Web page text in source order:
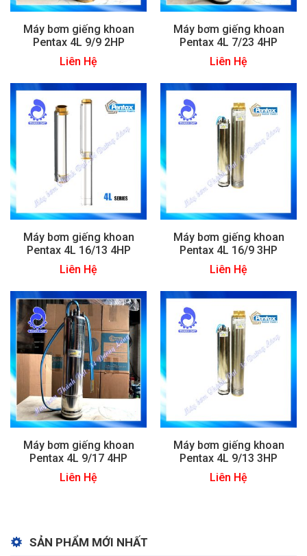
Máy bơm giếng khoan
Pentax 4L 9/9 2HP
Liên Hệ
Máy bơm giếng khoan
Pentax 4L 7/23 4HP
Liên Hệ
Máy bơm giếng khoan
Pentax 4L 16/13 4HP
Liên Hệ
Máy bơm giếng khoan
Pentax 4L 16/9 3HP
Liên Hệ
Máy bơm giếng khoan
Pentax 4L 9/17 4HP
Liên Hệ
Máy bơm giếng khoan
Pentax 4L 9/13 3HP
Liên Hệ
SẢN PHẨM MỚI NHẤT